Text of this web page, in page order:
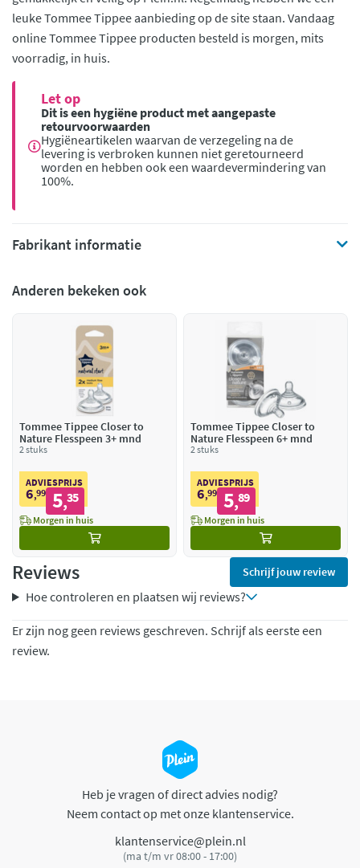
leuke Tommee Tippee aanbieding op de site staan. Vandaag
online Tommee Tippee producten besteld is morgen, mits
voorradig, in huis.
Let op
Dit is een hygiëne product met aangepaste
retourvoorwaarden
Hygiëneartikelen waarvan de verzegeling na de
levering is verbroken kunnen niet geretourneerd
worden en hebben ook een waardevermindering van
100%.
Fabrikant informatie
Anderen bekeken ook
Tommee Tippee Closer to
Nature Flesspeen 3+ mnd
2 stuks
ADVIESPRIJS
6,99 5,35
Morgen in huis
Tommee Tippee Closer to
Nature Flesspeen 6+ mnd
2 stuks
ADVIESPRIJS
6,99 5,89
Morgen in huis
Reviews Schrijf jouw review
Hoe controleren en plaatsen wij reviews?
Er zijn nog geen reviews geschreven. Schrijf als eerste een
review.
Heb je vragen of direct advies nodig?
Neem contact op met onze klantenservice.
klantenservice@plein.nl
(ma t/m vr 08:00 - 17:00)